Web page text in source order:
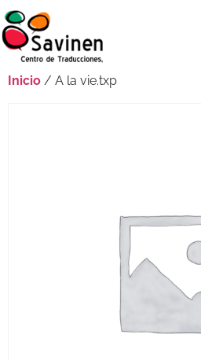
Inicio / A la vie.txp